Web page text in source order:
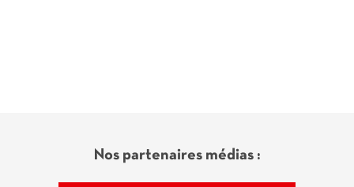
Nos partenaires médias :